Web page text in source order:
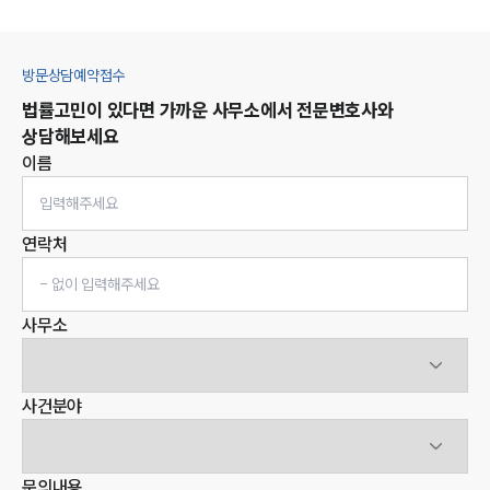
방문상담예약접수
법률고민이 있다면 가까운 사무소에서 전문변호사와
상담해보세요
이름
연락처
사무소
사건분야